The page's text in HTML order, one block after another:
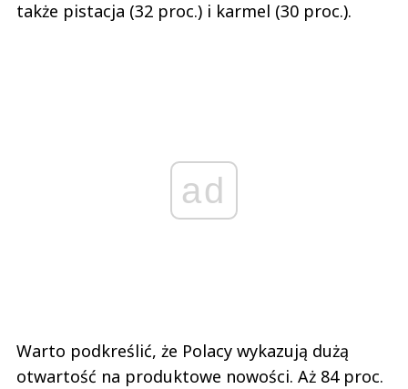
także pistacja (32 proc.) i karmel (30 proc.).
ad
Warto podkreślić, że Polacy wykazują dużą
otwartość na produktowe nowości. Aż 84 proc.